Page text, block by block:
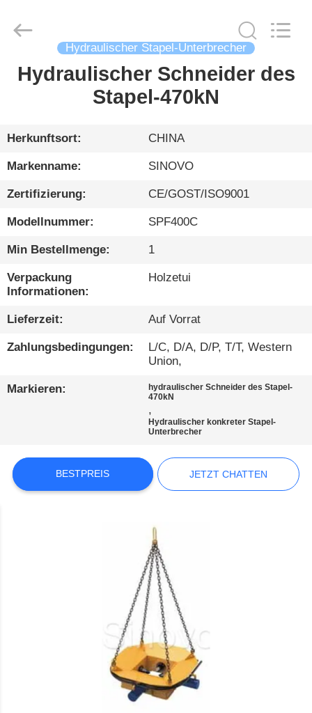
HAUS
VR
SHOW
ÜBER
UNS
FABRIK-
AUSFLUG
QUALITÄTSKONTROLLE
UNS
IN
Heavy
Industry
Reserved.
Hydraulischer Stapel-Unterbrecher
Hydraulischer Schneider des
Stapel-470kN
Herkunftsort: CHINA
Markenname: SINOVO
Zertifizierung: CE/GOST/ISO9001
Modellnummer: SPF400C
Min Bestellmenge: 1
Verpackung
Informationen:
Holzetui
Lieferzeit: Auf Vorrat
Zahlungsbedingungen:
L/C, D/A, D/P, T/T, Western
Union,
Markieren:
hydraulischer Schneider des Stapel-
470kN
,
Hydraulischer konkreter Stapel-
Unterbrecher
BESTPREIS JETZT CHATTEN